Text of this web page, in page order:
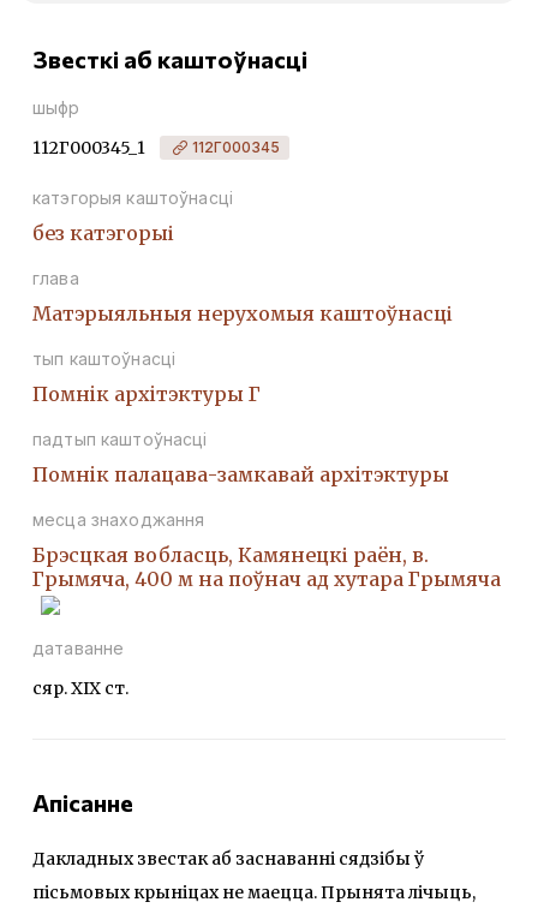
Звесткі аб каштоўнасці
шыфр
112Г000345_1 112Г000345
катэгорыя каштоўнасці
без катэгорыі
глава
Матэрыяльныя нерухомыя каштоўнасці
тып каштоўнасці
Помнiк архiтэктуры Г
падтып каштоўнасці
Помнiк палацава-замкавай архiтэктуры
месца знаходжання
Брэсцкая вобласць, Камянецкі раён, в.
Грымяча, 400 м на поўнач ад хутара Грымяча
датаванне
сяр. ХІХ ст.
Апісанне
Дакладных звестак аб заснаванні сядзібы ў
пісьмовых крыніцах не маецца. Прынята лічыць,